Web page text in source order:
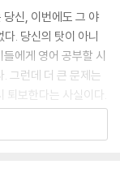
입니다. 당시 전 커뮤
일을 보냈습니다. 이
수 있느냐는 내용이
작하는 문장으로 여
with the initia
까지 이벤트 장소와
당신, 이번에도 그 야
. 당신의 탓이 아니
에게 영어 공부할 시
그런데 더 큰 문제는
퇴보한다는 사실이다.
녀와서 영어 ‘좀’ 했
영어 공부를 해온 前